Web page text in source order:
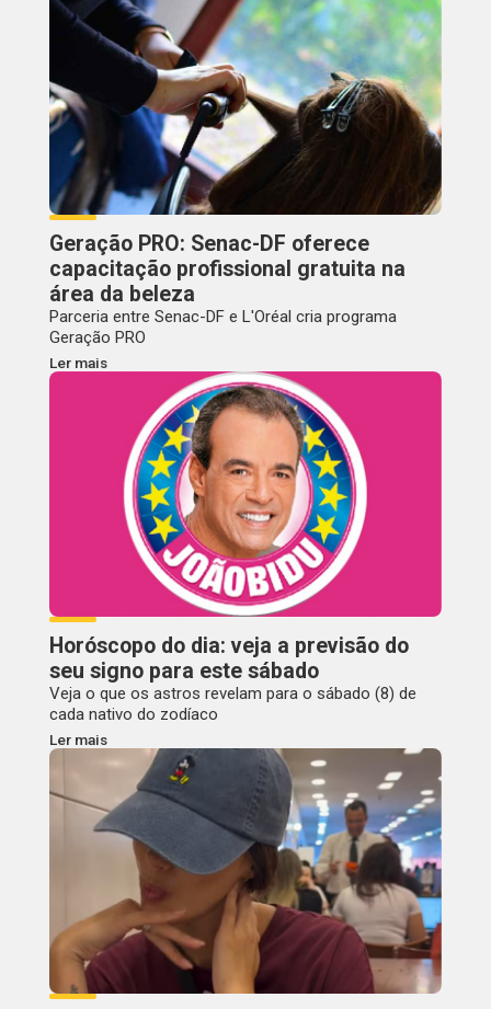
Geração PRO: Senac-DF oferece
capacitação profissional gratuita na
área da beleza
Parceria entre Senac-DF e L'Oréal cria programa
Geração PRO
Ler mais
Horóscopo do dia: veja a previsão do
seu signo para este sábado
Veja o que os astros revelam para o sábado (8) de
cada nativo do zodíaco
Ler mais